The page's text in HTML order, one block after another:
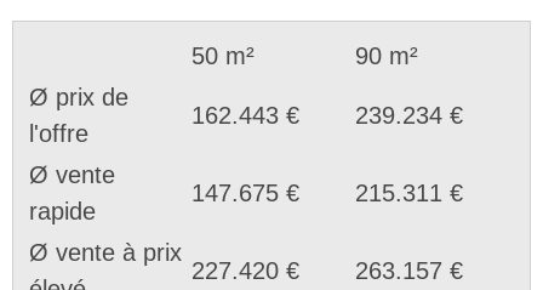
50 m²
90 m²
Ø prix de
l'offre
162.443 € 239.234 €
Ø vente
rapide
147.675 € 215.311 €
Ø vente à prix
227.420 € 263.157 €